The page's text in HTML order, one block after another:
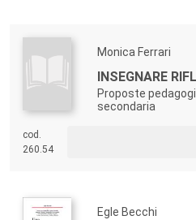
Monica Ferrari
INSEGNARE
Proposte
secondaria
cod.
260.54
Egle Becchi